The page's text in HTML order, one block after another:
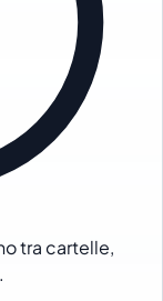
tra cartelle,